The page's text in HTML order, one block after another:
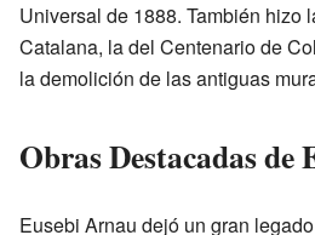
Universal de 1888. También hizo
Catalana, la del Centenario de
la demolición de las antiguas
Obras Destacadas de
Eusebi Arnau dejó un gran